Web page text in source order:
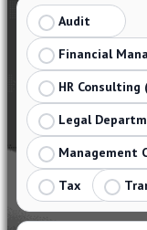
Audit
Financial
HR Consulting
Legal
Management
Tax